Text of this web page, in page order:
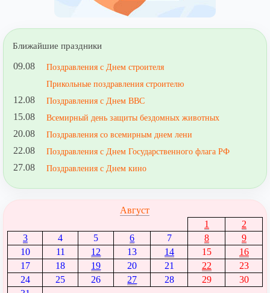
Ближайшие праздники
09.08
Поздравления с Днем строителя
Прикольные поздравления строителю
12.08 Поздравления с Днем ВВС
15.08 Всемирный день защиты бездомных животных
20.08 Поздравления со всемирным днем лени
22.08 Поздравления с Днем Государственного флага РФ
27.08 Поздравления с Днем кино
Август
1
2
3
4 5 6 7 8
9
10
11 12 13 14 15
16
17
18 19 20 21 22
23
24
25 26 27 28 29
30